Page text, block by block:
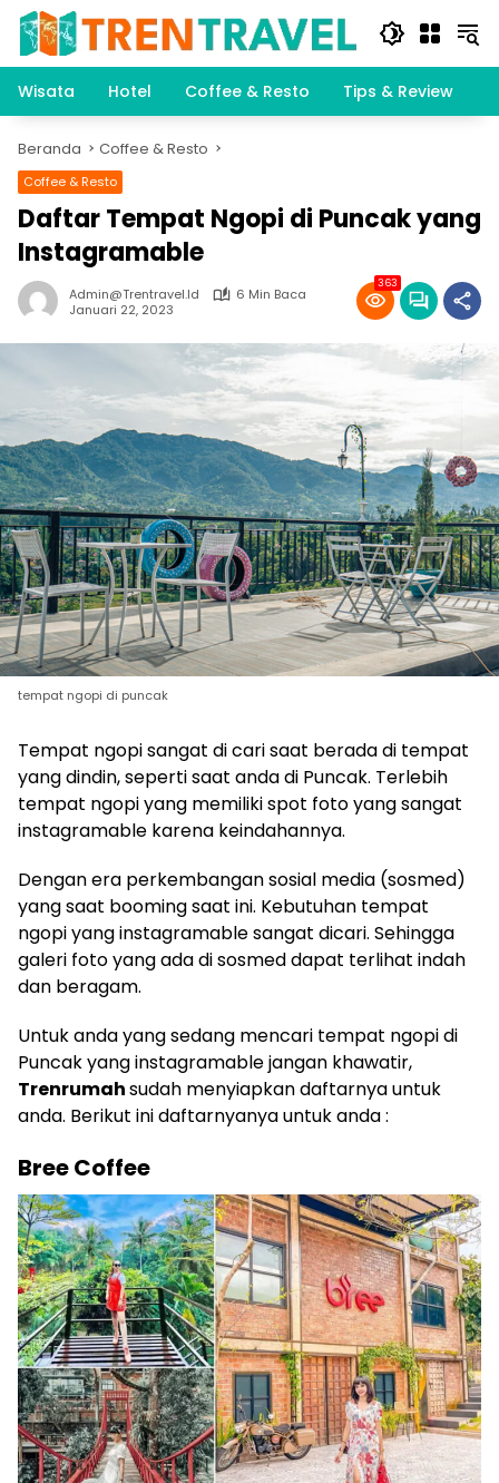
Langsung
konten
Wisata
Hotel Coffee & Resto Tips & Review
Beranda Coffee & Resto
Coffee & Resto
Daftar Tempat Ngopi di Puncak yang
Instagramable
Admin@trentravel.id
6 Min Baca
Januari 22, 2023
363
tempat ngopi di puncak
Tempat ngopi sangat di cari saat berada di tempat
yang dindin, seperti saat anda di Puncak. Terlebih
tempat ngopi yang memiliki spot foto yang sangat
instagramable karena keindahannya.
Dengan era perkembangan sosial media (sosmed)
yang saat booming saat ini. Kebutuhan tempat
ngopi yang instagramable sangat dicari. Sehingga
galeri foto yang ada di sosmed dapat terlihat indah
dan beragam.
Untuk anda yang sedang mencari tempat ngopi di
Puncak yang instagramable jangan khawatir,
Trenrumahsudah menyiapkan daftarnya untuk
anda. Berikut ini daftarnyanya untuk anda :
Bree Coffee